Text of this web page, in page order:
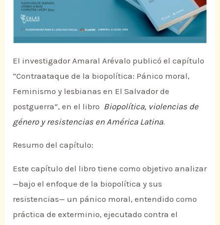
El investigador Amaral Arévalo publicó el capítulo
“Contraataque de la biopolítica: Pánico moral,
Feminismo y lesbianas en El Salvador de
postguerra”, en el libro Biopolítica, violencias de
género y resistencias en América Latina.
Resumo del capítulo:
Este capítulo del libro tiene como objetivo analizar
—bajo el enfoque de la biopolítica y sus
resistencias— un pánico moral, entendido como
práctica de exterminio, ejecutado contra el